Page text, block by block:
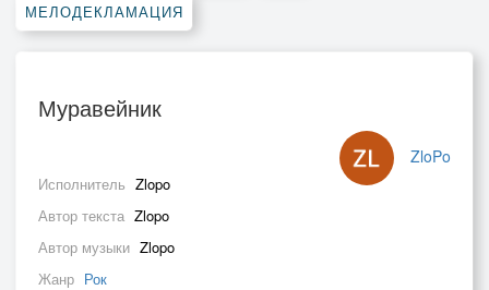
МЕЛОДЕКЛАМАЦИЯ
Муравейник
ZloPo
Исполнитель Zlopo
Автор текста Zlopo
Автор музыки Zlopo
Жанр Рок